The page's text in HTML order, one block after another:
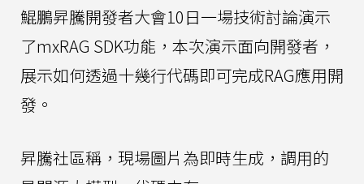
鯤鵬昇騰開發者大會10日一場技術討論演示
了mxRAG SDK功能，本次演示面向開發者，
展示如何透過十幾行代碼即可完成RAG應用開
發。
昇騰社區稱，現場圖片為即時生成，調用的